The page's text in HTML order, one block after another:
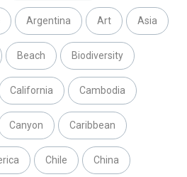
Argentina Art Asia
Beach Biodiversity
California Cambodia
Canyon Caribbean
Chile China